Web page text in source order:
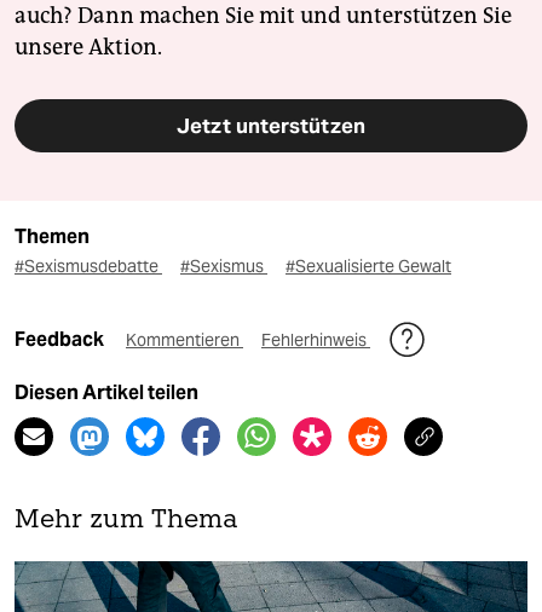
auch? Dann machen Sie mit und unterstützen Sie
unsere Aktion.
Jetzt unterstützen
Themen
#Sexismusdebatte #Sexismus #Sexualisierte Gewalt
Feedback Kommentieren Fehlerhinweis
Diesen Artikel teilen
Mehr zum Thema